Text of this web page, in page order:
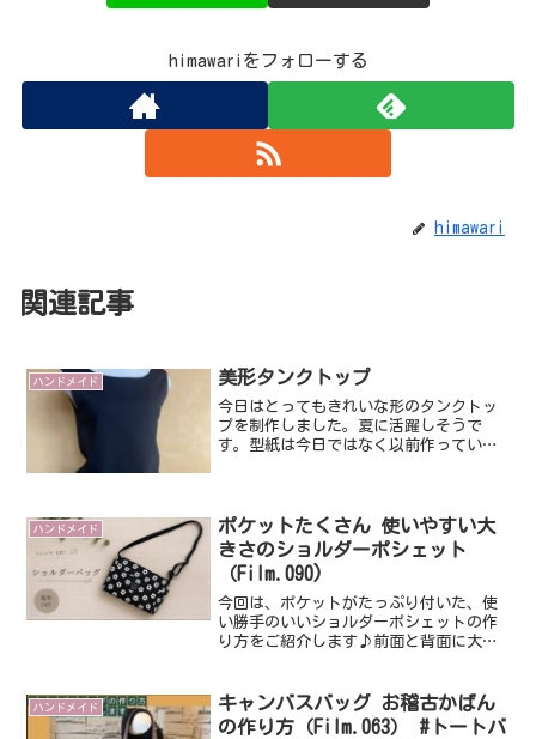
himawariをフォローする
himawari
関連記事
ハンドメイド 美形タンクトップ
今日はとってもきれいな形のタンクトッ
プを制作しました。夏に活躍しそうで
す。型紙は今日ではなく以前作っていた
ｍつけていく裁断方法です。...
ハンドメイド
ポケットたくさん 使いやすい大
きさのショルダーポシェット
（Film.090)
今回は、ポケットがたっぷり付いた、使
い勝手のいいショルダーポシェットの作
り方をご紹介します♪前面と背面に大き
と取り出せて、荷物の少ないお出かけに
もぴったりのサイズ感です。...
ハンドメイド
キャンバスバッグ お稽古かばん
の作り方（Film.063） #トートバ